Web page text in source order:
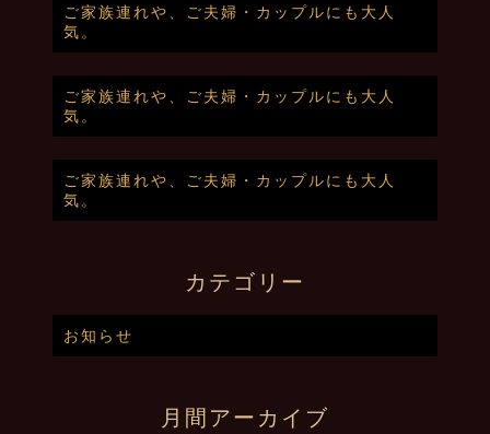
ご家族連れや、ご夫婦・カップルにも大人
気。
ご家族連れや、ご夫婦・カップルにも大人
気。
ご家族連れや、ご夫婦・カップルにも大人
気。
カテゴリー
お知らせ
月間アーカイブ